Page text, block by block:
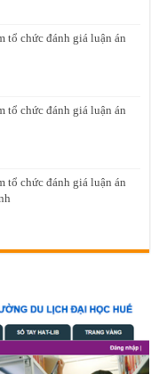
tổ chức đánh giá luận án
tổ chức đánh giá luận án
tổ chức đánh giá luận án